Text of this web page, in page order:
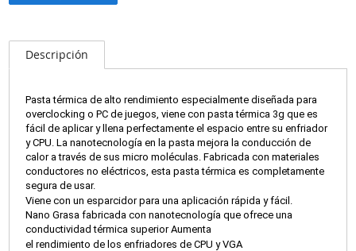
Descripción
Pasta térmica de alto rendimiento especialmente diseñada para
overclocking o PC de juegos, viene con pasta térmica 3g que es
fácil de aplicar y llena perfectamente el espacio entre su enfriador
y CPU. La nanotecnología en la pasta mejora la conducción de
calor a través de sus micro moléculas. Fabricada con materiales
conductores no eléctricos, esta pasta térmica es completamente
segura de usar.
Viene con un esparcidor para una aplicación rápida y fácil.
Nano Grasa fabricada con nanotecnología que ofrece una
conductividad térmica superior Aumenta
el rendimiento de los enfriadores de CPU y VGA